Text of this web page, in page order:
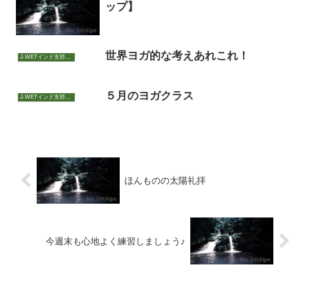
ップ】
J-WETインド支部～ヨガのこころ～ 世界ヨガ的な考えあれこれ！
J-WETインド支部～ヨガのこころ～ ５月のヨガクラス
ほんものの太陽礼拝
今週末も心地よく練習しましょう♪